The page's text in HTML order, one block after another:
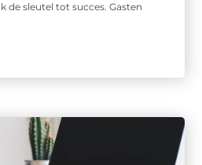
de sleutel tot succes. Gasten